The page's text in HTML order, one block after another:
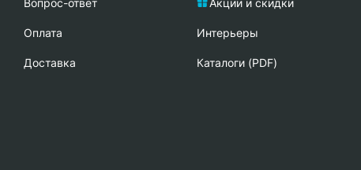
Вопрос-ответ
Oплата
Доставка
Акции и скидки
Интерьеры
Каталоги (PDF)